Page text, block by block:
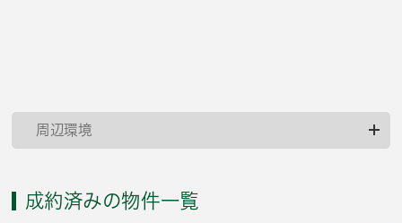
周辺環境
成約済みの物件一覧